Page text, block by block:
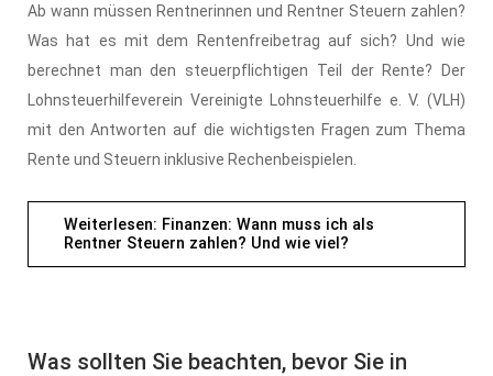
Ab wann müssen Rentnerinnen und Rentner Steuern zahlen?
Was hat es mit dem Rentenfreibetrag auf sich? Und wie
berechnet man den steuerpflichtigen Teil der Rente? Der
Lohnsteuerhilfeverein Vereinigte Lohnsteuerhilfe e. V. (VLH)
mit den Antworten auf die wichtigsten Fragen zum Thema
Rente und Steuern inklusive Rechenbeispielen.
Weiterlesen: Finanzen: Wann muss ich als
Rentner Steuern zahlen? Und wie viel?
Was sollten Sie beachten, bevor Sie in